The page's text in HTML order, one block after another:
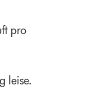
pro
leise.